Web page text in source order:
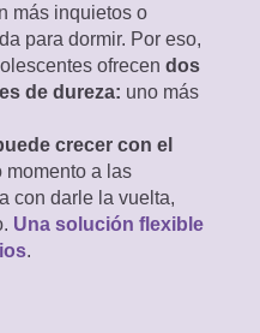
más inquietos o
para dormir. Por eso,
ofrecen dos
de dureza: uno más
crecer con el
momento a las
con darle la vuelta,
Una solución flexible
.